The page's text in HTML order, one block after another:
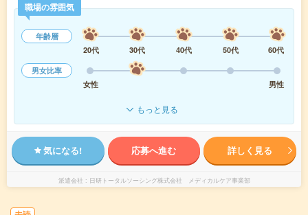
職場の雰囲気
年齢層
20代
30代 40代 50代
60代
男女比率
女性
男性
もっと見る
気になる! 応募へ進む 詳しく見る
派遣会社 日研トータルソーシング株式会社 メディカルケア事業部